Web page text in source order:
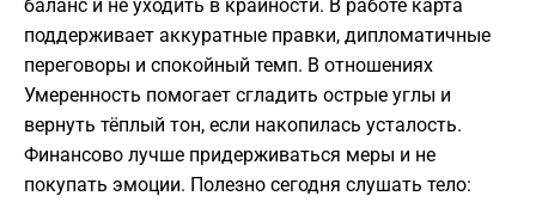
баланс и не уходить в крайности. В работе карта
поддерживает аккуратные правки, дипломатичные
переговоры и спокойный темп. В отношениях
Умеренность помогает сгладить острые углы и
вернуть тёплый тон, если накопилась усталость.
Финансово лучше придерживаться меры и не
покупать эмоции. Полезно сегодня слушать тело: